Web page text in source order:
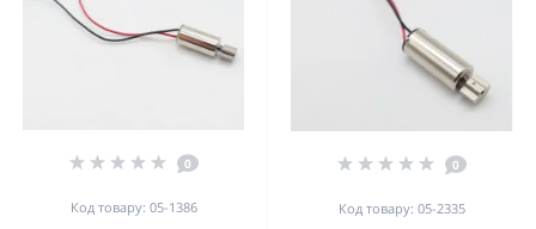
0
Код товару: 05-1386
0
Код товару: 05-2335